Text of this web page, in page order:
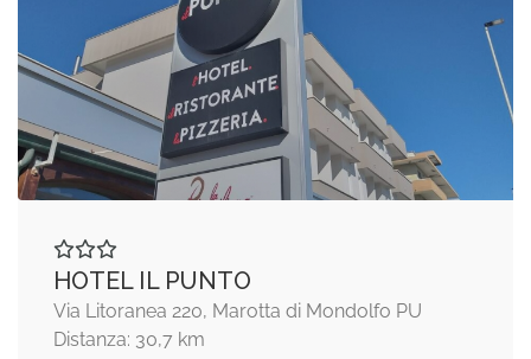
HOTEL IL PUNTO
Via Litoranea 220, Marotta di Mondolfo PU
Distanza: 30,7 km